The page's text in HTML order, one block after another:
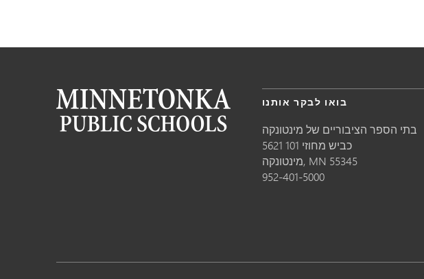
בואו לבקר אותנו
בתי הספר הציבוריים של מינטונקה
5621 כביש מחוזי 101
מינטונקה, MN 55345
952-401-5000